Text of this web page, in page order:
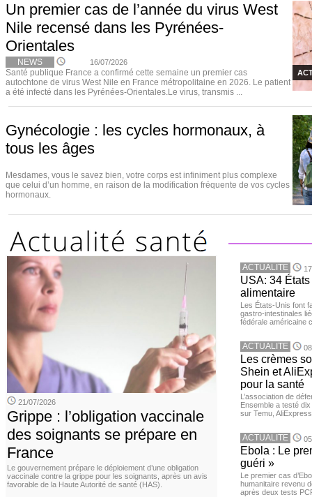
Un premier cas de l’année du virus West
Nile recensé dans les Pyrénées-
Orientales
NEWS 16/07/2026
Santé publique France a confirmé cette semaine un premier cas
autochtone de virus West Nile en France métropolitaine en 2026. Le patient
a été infecté dans les Pyrénées-Orientales.Le virus, transmis ...
Gynécologie : les cycles hormonaux, à
tous les âges
Mesdames, vous le savez bien, votre corps est infiniment plus complexe
que celui d’un homme, en raison de la modification fréquente de vos cycles
hormonaux.
21/07/2026
Grippe : l’obligation vaccinale
des soignants se prépare en
France
Le gouvernement prépare le déploiement d’une obligation
vaccinale contre la grippe pour les soignants, après un avis
favorable de la Haute Autorité de santé (HAS).
ACTUALITE
USA: 34
alimentaire
Les États-Unis font
gastro-intestinales
fédérale américaine
ACTUALITE
Les crèmes
Shein et
pour la santé
L’association de
Ensemble a testé
sur Temu,
ACTUALITE
Ebola : Le
guéri »
Le premier cas
humanitaire revenu
après deux tests